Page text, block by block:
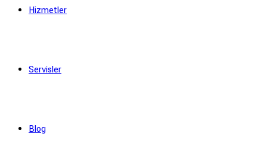
Hizmetler
Servisler
Blog